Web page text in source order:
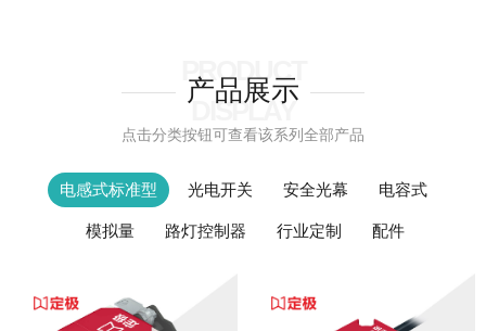
念，也是企业立足市场、服务客户的重要基石。
经营理念：
产品展示
PRODUCT
DISPLAY
点击分类按钮可查看该系列全部产品
电感式标准型 光电开关 安全光幕 电容式
模拟量 路灯控制器 行业定制 配件